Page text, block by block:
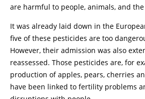
are harmful to people, animals, and
It was already laid down in the
five of these pesticides are too
However, their admission was also
reassessed. Those pesticides are, for
production of apples, pears, cherries
have been linked to fertility problems